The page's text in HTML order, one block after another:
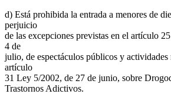
d) Está prohibida la entrada a menores de
perjuicio
de las excepciones previstas en el artículo
4 de
julio, de espectáculos públicos y actividades
artículo
31 Ley 5/2002, de 27 de junio, sobre
Trastornos Adictivos.